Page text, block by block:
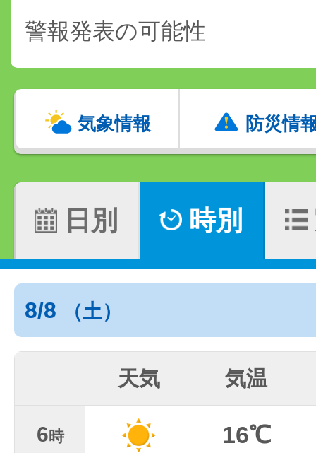
警報発表の可能性
気象情報 防災情
日別 時別
8/8 （土）
天気 気温
6時 16℃